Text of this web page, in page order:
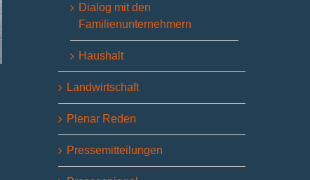
Dialog mit den
Familienunternehmern
Haushalt
Landwirtschaft
Plenar Reden
Pressemitteilungen